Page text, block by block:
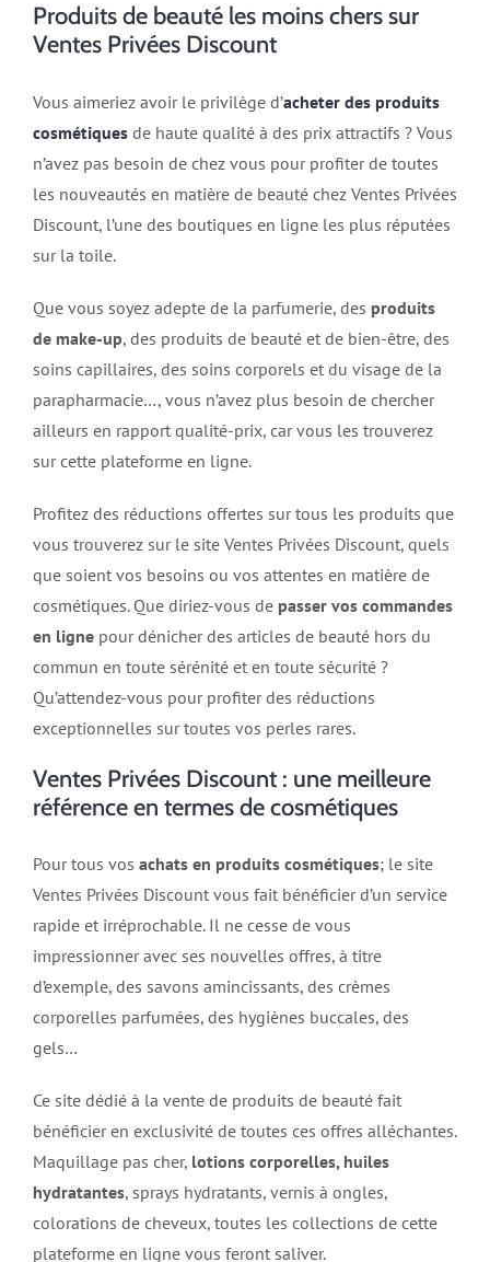
Produits de beauté les moins chers sur
Ventes Privées Discount
Vous aimeriez avoir le privilège d’acheter des produits
cosmétiques de haute qualité à des prix attractifs ? Vous
n’avez pas besoin de chez vous pour profiter de toutes
les nouveautés en matière de beauté chez Ventes Privées
Discount, l’une des boutiques en ligne les plus réputées
sur la toile.
Que vous soyez adepte de la parfumerie, des produits
de make-up, des produits de beauté et de bien-être, des
soins capillaires, des soins corporels et du visage de la
parapharmacie…, vous n’avez plus besoin de chercher
ailleurs en rapport qualité-prix, car vous les trouverez
sur cette plateforme en ligne.
Profitez des réductions offertes sur tous les produits que
vous trouverez sur le site Ventes Privées Discount, quels
que soient vos besoins ou vos attentes en matière de
cosmétiques. Que diriez-vous de passer vos commandes
en ligne pour dénicher des articles de beauté hors du
commun en toute sérénité et en toute sécurité ?
Qu’attendez-vous pour profiter des réductions
exceptionnelles sur toutes vos perles rares.
Ventes Privées Discount : une meilleure
référence en termes de cosmétiques
Pour tous vos achats en produits cosmétiques; le site
Ventes Privées Discount vous fait bénéficier d’un service
rapide et irréprochable. Il ne cesse de vous
impressionner avec ses nouvelles offres, à titre
d’exemple, des savons amincissants, des crèmes
corporelles parfumées, des hygiènes buccales, des
gels…
Ce site dédié à la vente de produits de beauté fait
bénéficier en exclusivité de toutes ces offres alléchantes.
Maquillage pas cher, lotions corporelles, huiles
hydratantes, sprays hydratants, vernis à ongles,
colorations de cheveux, toutes les collections de cette
plateforme en ligne vous feront saliver.